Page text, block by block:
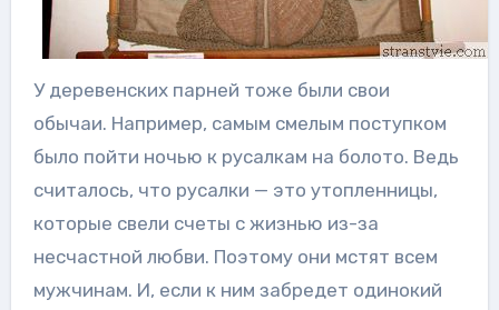
У деревенских парней тоже были свои
обычаи. Например, самым смелым поступком
было пойти ночью к русалкам на болото. Ведь
считалось, что русалки — это утопленницы,
которые свели счеты с жизнью из-за
несчастной любви. Поэтому они мстят всем
мужчинам. И, если к ним забредет одинокий